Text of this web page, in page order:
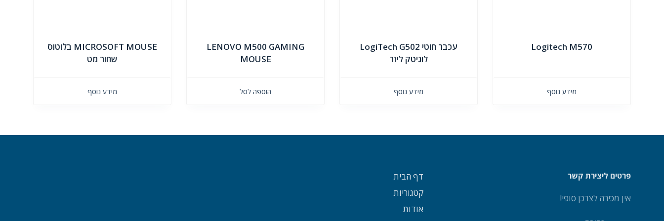
Logitech M570
מידע נוסף
עכבר חוטי LogiTech G502
לוגיטק ליזר
מידע נוסף
LENOVO M500 GAMING
MOUSE
הוספה לסל
MICROSOFT MOUSE בלוטוס
שחור מט
מידע נוסף
פרטים ליצירת קשר
אין מכירה לצרכן סופי!
דף הבית
קטגוריות
אודות